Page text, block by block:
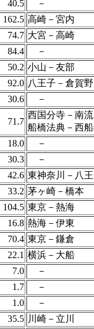
40.5
－
162.5 高崎－宮内
74.7 大宮－高崎
84.4
－
50.2 小山－友部
92.0 八王子－倉賀野
30.6 －
71.7
西国分寺－南
船橋法典－西
18.0
－
30.3
－
42.6 東神奈川－八
33.2 茅ヶ崎－橋本
104.5 東京－熱海
16.8 熱海－伊東
70.4 東京－鎌倉
22.1 横浜－大船
7.0
－
1.7
－
1.0
－
35.5 川崎－立川